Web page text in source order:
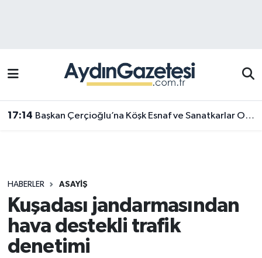
17:14 Başkan Çerçioğlu’na Köşk Esnaf ve Sanatkarlar Odası’ndan ziyaret
HABERLER ASAYIŞ
Kuşadası jandarmasından
hava destekli trafik
denetimi
Efeler Trafik Yoğunluk Haritası
Süper Lig Puan Durumu ve Fikstür